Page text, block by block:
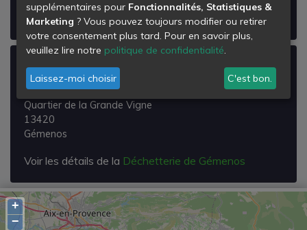
Voir les détails de laDéchetterie d'Auriol
Déchetterie de Gémenos
Chemin des Graviers
Quartier de la Grande Vigne
13420
Gémenos
Voir les détails de la Déchetterie de Gémenos
+
−
supplémentaires pour Fonctionnalités, Statistiques &
Marketing ? Vous pouvez toujours modifier ou retirer
votre consentement plus tard. Pour en savoir plus,
veuillez lire notre politique de confidentialité.
Laissez-moi choisir C'est bon.